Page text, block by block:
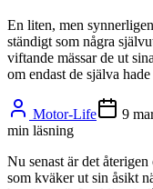
En liten, men
ständigt som några
viftande mässar de ut
om endast de själva
Motor-Life 9
min läsning
Nu senast är det
som kväker ut sin åsikt